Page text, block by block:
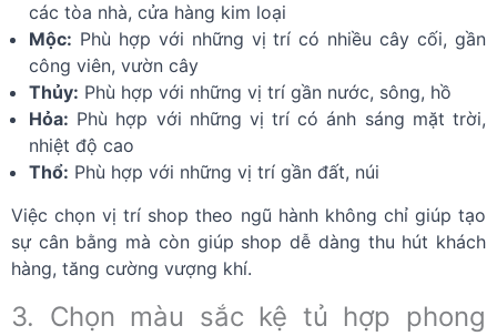
các tòa nhà, cửa hàng kim loại
Mộc: Phù hợp với những vị trí có nhiều cây cối, gần
công viên, vườn cây
Thủy: Phù hợp với những vị trí gần nước, sông, hồ
Hỏa: Phù hợp với những vị trí có ánh sáng mặt trời,
nhiệt độ cao
Thổ: Phù hợp với những vị trí gần đất, núi
Việc chọn vị trí shop theo ngũ hành không chỉ giúp tạo
sự cân bằng mà còn giúp shop dễ dàng thu hút khách
hàng, tăng cường vượng khí.
3. Chọn màu sắc kệ tủ hợp phong